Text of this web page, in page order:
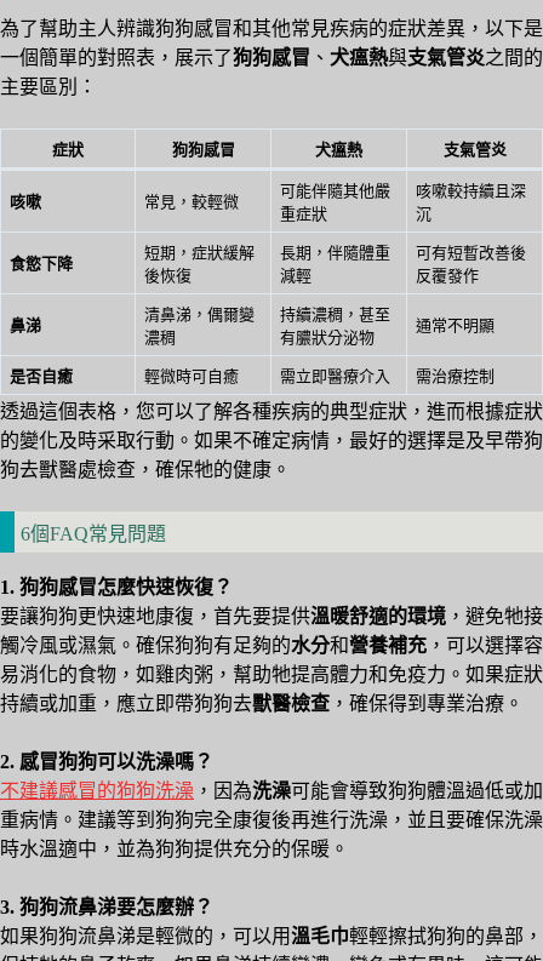
為了幫助主人辨識狗狗感冒和其他常見疾病的症狀差異，以下是
一個簡單的對照表，展示了狗狗感冒 、 犬瘟熱與支氣管炎之間的
主要區別：
症狀 狗狗感冒 犬瘟熱 支氣管炎
咳嗽 常見，較輕微
可能伴隨其他嚴
重症狀
咳嗽較持續且深
沉
食慾下降
短期，症狀緩解
後恢復
長期，伴隨體重
減輕
可有短暫改善後
反覆發作
鼻涕
清鼻涕，偶爾變
濃稠
持續濃稠，甚至
有膿狀分泌物
通常不明顯
是否自癒 輕微時可自癒 需立即醫療介入 需治療控制
透過這個表格，您可以了解各種疾病的典型症狀，進而根據症狀
的變化及時采取行動。如果不確定病情，最好的選擇是及早帶狗
狗去獸醫處檢查，確保牠的健康。
6個FAQ常見問題
1. 狗狗感冒怎麼快速恢復？
要讓狗狗更快速地康復，首先要提供溫暖舒適的環境 ，避免牠接
觸冷風或濕氣。確保狗狗有足夠的水分和營養補充 ，可以選擇容
易消化的食物，如雞肉粥，幫助牠提高體力和免疫力。如果症狀
持續或加重，應立即帶狗狗去獸醫檢查 ，確保得到專業治療。
2. 感冒狗狗可以洗澡嗎？
不建議感冒的狗狗洗澡 ，因為洗澡可能會導致狗狗體溫過低或加
重病情。建議等到狗狗完全康復後再進行洗澡，並且要確保洗澡
時水溫適中，並為狗狗提供充分的保暖。
3. 狗狗流鼻涕要怎麼辦？
如果狗狗流鼻涕是輕微的，可以用溫毛巾輕輕擦拭狗狗的鼻部，